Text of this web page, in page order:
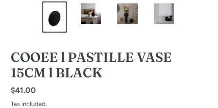
COOEE l PASTILLE VASE
15CM l BLACK
Regular
price
$41.00
Tax included.